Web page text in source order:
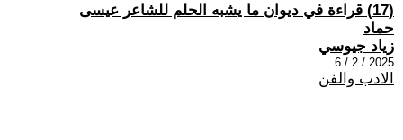
(17) قراءة في ديوان ما يشبه الحلم للشاعر عيسى
حماد
زياد جيوسي
2025 / 2 / 6
الادب والفن